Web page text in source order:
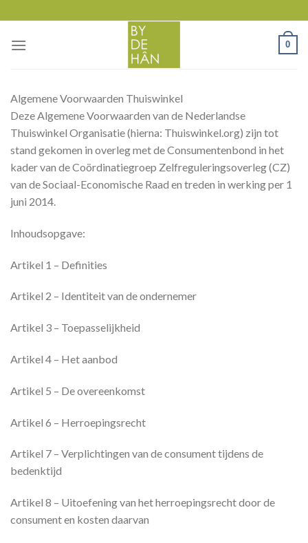
to
content
0
Algemene Voorwaarden Thuiswinkel
Deze Algemene Voorwaarden van de Nederlandse
Thuiswinkel Organisatie (hierna: Thuiswinkel.org) zijn tot
stand gekomen in overleg met de Consumentenbond in het
kader van de Coördinatiegroep Zelfreguleringsoverleg (CZ)
van de Sociaal-Economische Raad en treden in werking per 1
juni 2014.
Inhoudsopgave:
Artikel 1 – Definities
Artikel 2 – Identiteit van de ondernemer
Artikel 3 – Toepasselijkheid
Artikel 4 – Het aanbod
Artikel 5 – De overeenkomst
Artikel 6 – Herroepingsrecht
Artikel 7 – Verplichtingen van de consument tijdens de
bedenktijd
Artikel 8 – Uitoefening van het herroepingsrecht door de
consument en kosten daarvan